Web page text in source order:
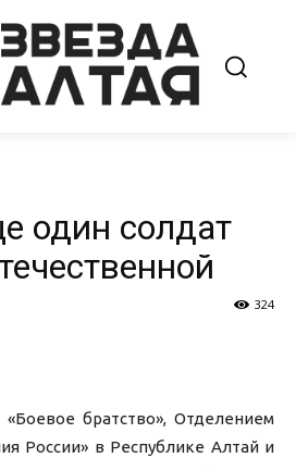
один солдат
324
братство», Отделением
России» в Республике Алтай и